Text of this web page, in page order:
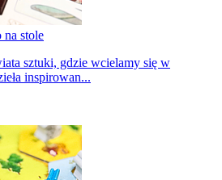
na stole
sztuki, gdzie wcielamy się w
inspirowan...